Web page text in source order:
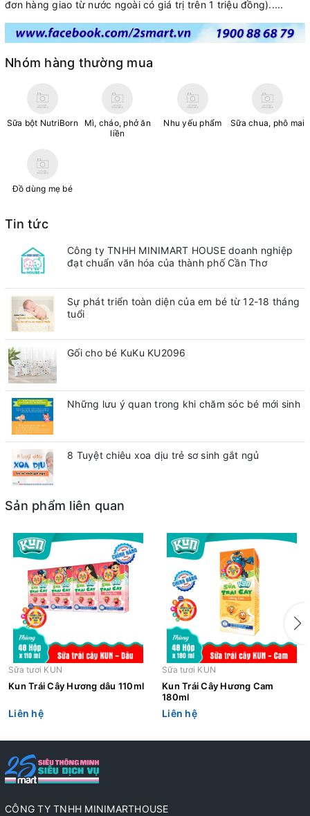
đơn hàng giao từ nước ngoài có giá trị trên 1 triệu đồng).....
Nhóm hàng thường mua
Sữa bột NutriBorn
Mì, cháo, phở ăn
liền
Nhu yếu phẩm Sữa chua, phô mai
Đồ dùng mẹ bé
Tin tức
Công ty TNHH MINIMART HOUSE doanh nghiệp
đạt chuẩn văn hóa của thành phố Cần Thơ
Sự phát triển toàn diện của em bé từ 12-18 tháng
tuổi
Gối cho bé KuKu KU2096
Những lưu ý quan trong khi chăm sóc bé mới sinh
8 Tuyệt chiêu xoa dịu trẻ sơ sinh gắt ngủ
Sản phẩm liên quan
Sữa tươi KUN
Kun Trái Cây Hương dâu 110ml
Liên hệ
Sữa tươi KUN
Kun Trái Cây Hương Cam
180ml
Liên hệ
CÔNG TY TNHH MINIMARTHOUSE